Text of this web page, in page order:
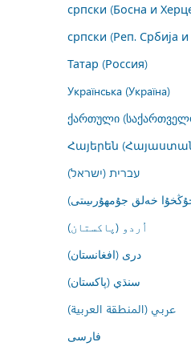
српски (Босна и
српски (Реп. Србија
Татар (Россия)
Українська (Україна)
ქართული
Հայերեն
עברית (ישראל)
خەلق جۇمھۇرىيىتى)
اُردو (پاکستان)
درى (افغانستان)
سنڌي (پاکستان)
عربي (المنطقة العربية)
فارسى